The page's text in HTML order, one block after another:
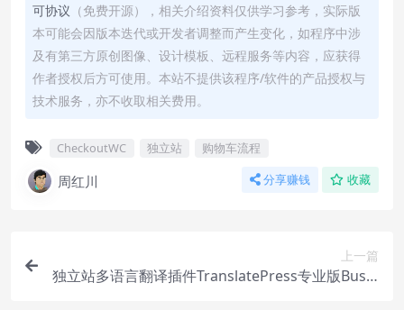
可协议 （免费开源），相关介绍资料仅供学习参考，实际版
本可能会因版本迭代或开发者调整而产生变化，如程序中涉
及有第三方原创图像、设计模板、远程服务等内容，应获得
作者授权后方可使用。本站不提供该程序/软件的产品授权与
技术服务，亦不收取相关费用。
CheckoutWC 独立站 购物车流程
周红川 分享赚钱 收藏
上一篇
独立站多语言翻译插件TranslatePress专业版Busin